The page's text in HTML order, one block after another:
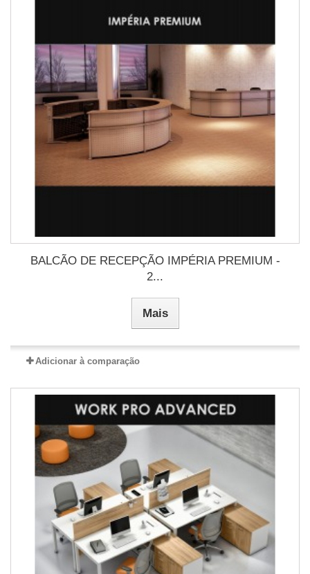
BALCÃO DE RECEPÇÃO IMPÉRIA PREMIUM -
2...
Mais
Adicionar à comparação